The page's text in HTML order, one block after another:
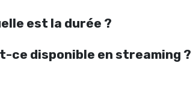
est la durée ?
ce disponible en streaming ?